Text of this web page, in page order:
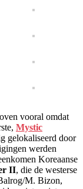
vooral omdat
Mystic
gelokaliseerd door
werden
Koreaanse
II, die de westerse
M. Bizon,